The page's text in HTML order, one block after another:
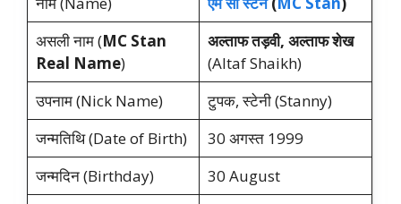
असली नाम (MC Stan
Real Name)
अल्ताफ तड़वी, अल्ताफ शेख
(Altaf Shaikh)
उपनाम (Nick Name)
टुपक, स्टेनी (Stanny)
जन्मतिथि (Date of Birth)
30 अगस्त 1999
जन्मदिन (Birthday)
30 August